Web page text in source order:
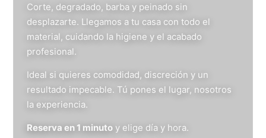
Corte, degradado, barba y peinado sin
desplazarte. Llegamos a tu casa con todo el
material, cuidando la higiene y el acabado
profesional.
Ideal si quieres comodidad, discreción y un
resultado impecable. Tú pones el lugar, nosotros
la experiencia.
Reserva en 1 minuto y elige día y hora.